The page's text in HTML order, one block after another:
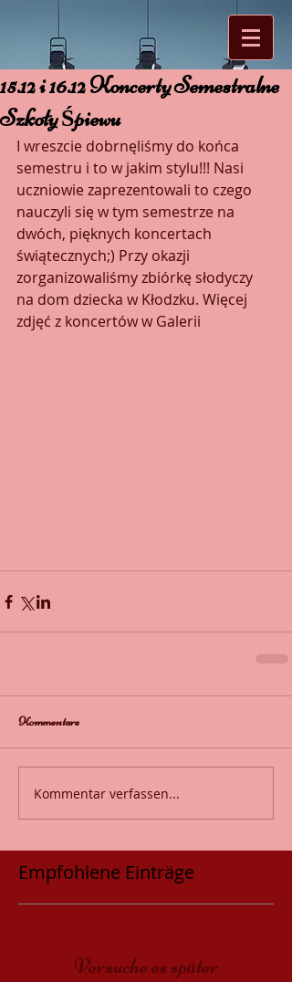
15.12 i 16.12 Koncerty Semestralne
Szkoły Śpiewu
I wreszcie dobrnęliśmy do końca
semestru i to w jakim stylu!!! Nasi
uczniowie zaprezentowali to czego
nauczyli się w tym semestrze na
dwóch, pięknych koncertach
świątecznych;) Przy okazji
zorganizowaliśmy zbiórkę słodyczy
na dom dziecka w Kłodzku. Więcej
zdjęć z koncertów w Galerii
Kommentare
Kommentar verfassen...
Empfohlene Einträge
Versuche es später